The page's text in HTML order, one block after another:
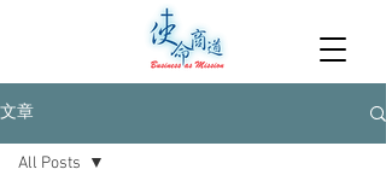
文章
All Posts